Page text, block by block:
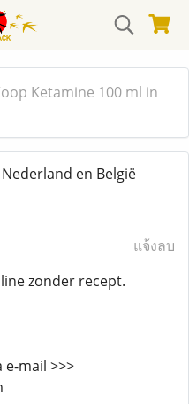
Ketamine 100 ml in
en België
แจ้งลบ
zonder recept.
mail >>>